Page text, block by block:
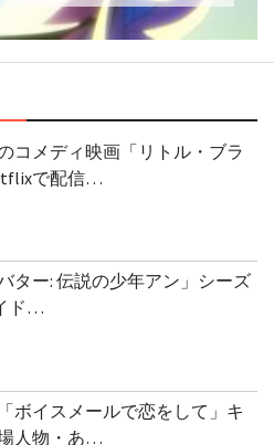
コメディ映画「リトル・ブラ
で配信…
ター: 伝説の少年アン」シーズ
ド…
ボイスメールで恋をして」キ
人物・あ…